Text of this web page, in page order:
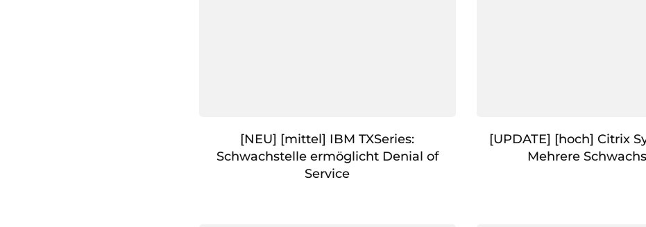
[NEU] [mittel] IBM TXSeries:
Schwachstelle ermöglicht Denial of
Service
[UPDATE] [hoch] Citrix
Mehrere